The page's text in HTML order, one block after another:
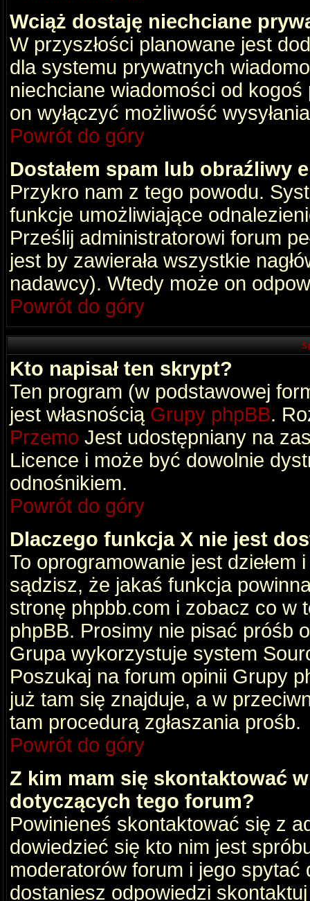
Wciąż dostaję niechciane
W przyszłości planowane jest
dla systemu prywatnych
niechciane wiadomości od
on wyłączyć możliwość
Powrót do góry
Dostałem spam lub obraźliwy
Przykro nam z tego powodu.
funkcje umożliwiające
Prześlij administratorowi forum
jest by zawierała wszystkie
nadawcy). Wtedy może on
Powrót do góry
Kto napisał ten skrypt?
Ten program (w podstawowej
jest własnością Grupy phpBB.
Przemo Jest udostępniany na
Licence i może być dowolnie
odnośnikiem.
Powrót do góry
Dlaczego funkcja X nie jest
To oprogramowanie jest dziełem
sądzisz, że jakaś funkcja
stronę phpbb.com i zobacz co w
phpBB. Prosimy nie pisać próśb
Grupa wykorzystuje system
Poszukaj na forum opinii Grupy
już tam się znajduje, a w
tam procedurą zgłaszania prośb.
Powrót do góry
Z kim mam się skontaktować
dotyczących tego forum?
Powinieneś skontaktować się z
dowiedzieć się kto nim jest
moderatorów forum i jego
dostaniesz odpowiedzi